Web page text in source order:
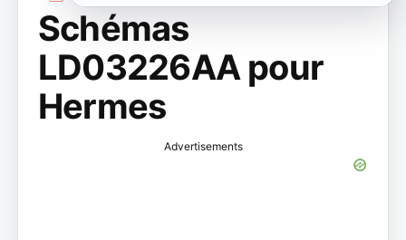
Schémas
LD03226AA pour
Hermes
Advertisements